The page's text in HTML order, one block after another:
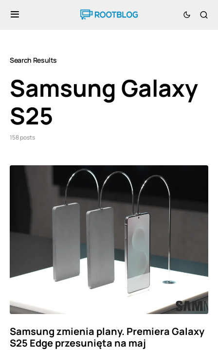
Search Results
Samsung Galaxy
S25
158 posts
Samsung zmienia plany. Premiera Galaxy
S25 Edge przesunięta na maj